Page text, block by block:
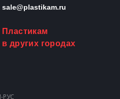
sale@plastikam.ru
Пластикам
в других городах
РУС